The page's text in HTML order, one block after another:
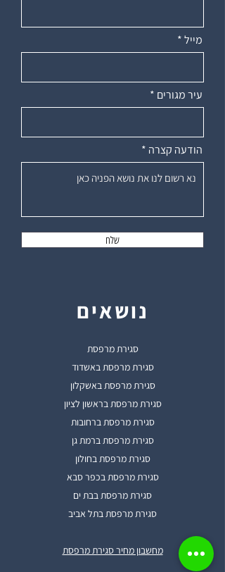
מייל
עיר מגורים
הודעה קצרה
שלח
נושאים
סגירת מרפסת
סגירת מרפסת באשדוד
סגירת מרפסת באשקלון
סגירת מרפסת בראשון לציון
סגירת מרפסת ברחובות
סגירת מרפסת ברמת גן
סגירת מרפסת בחולון
סגירת מרפסת בכפר סבא
סגירת מרפסת בבת ים
סגירת מרפסת בתל אביב
מחשבון מחיר סגירת מרפסת